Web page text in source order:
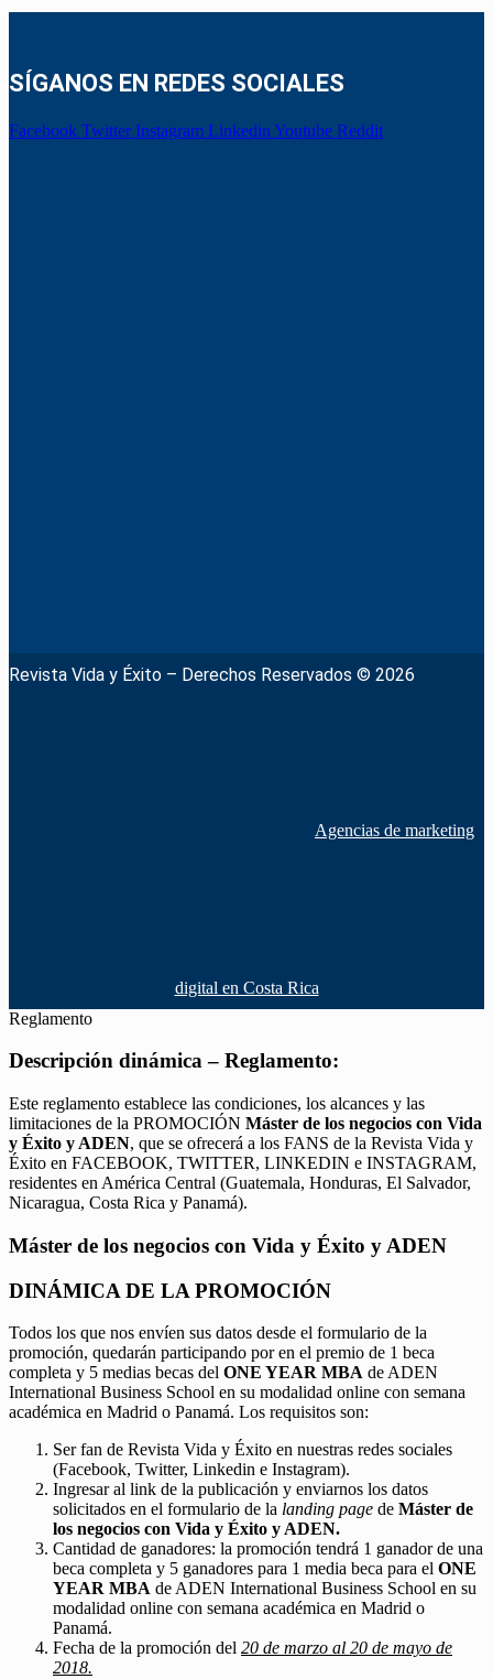
SÍGANOS EN REDES SOCIALES
Facebook Twitter Instagram Linkedin Youtube Reddit
Revista Vida y Éxito – Derechos Reservados © 2026
Agencias de marketing
digital en Costa Rica
Reglamento
Descripción dinámica – Reglamento:
Este reglamento establece las condiciones, los alcances y las
limitaciones de la PROMOCIÓN Máster de los negocios con Vida
y Éxito y ADEN, que se ofrecerá a los FANS de la Revista Vida y
Éxito en FACEBOOK, TWITTER, LINKEDIN e INSTAGRAM,
residentes en América Central (Guatemala, Honduras, El Salvador,
Nicaragua, Costa Rica y Panamá).
Máster de los negocios con Vida y Éxito y ADEN
DINÁMICA DE LA PROMOCIÓN
Todos los que nos envíen sus datos desde el formulario de la
promoción, quedarán participando por en el premio de 1 beca
completa y 5 medias becas del ONE YEAR MBA de ADEN
International Business School en su modalidad online con semana
académica en Madrid o Panamá. Los requisitos son:
Ser fan de Revista Vida y Éxito en nuestras redes sociales
(Facebook, Twitter, Linkedin e Instagram).
Ingresar al link de la publicación y enviarnos los datos
solicitados en el formulario de la landing page de Máster de
los negocios con Vida y Éxito y ADEN.
Cantidad de ganadores: la promoción tendrá 1 ganador de una
beca completa y 5 ganadores para 1 media beca para el ONE
YEAR MBA de ADEN International Business School en su
modalidad online con semana académica en Madrid o
Panamá.
Fecha de la promoción del 20 de marzo al 20 de mayo de
2018.